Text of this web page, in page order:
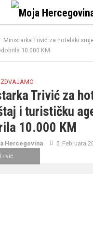
Ministarka Trivić za hotelski
10.000 KM
Trivić za
i turističku
10.000 KM
Hercegovina 5. Februara